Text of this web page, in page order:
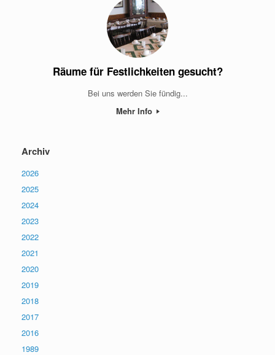
Räume für Festlichkeiten gesucht?
Bei uns werden Sie fündig...
Mehr Info
Archiv
2026
2025
2024
2023
2022
2021
2020
2019
2018
2017
2016
1989